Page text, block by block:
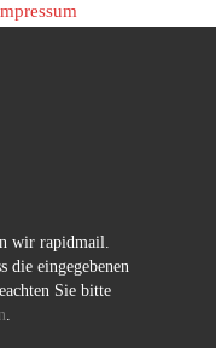
wir rapidmail.
die eingegebenen
Sie bitte